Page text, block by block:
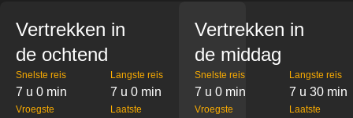
Vertrekken in
de ochtend
Snelste reis
7 u 0 min
Langste reis
7 u 0 min
Vroegste Laatste
Vertrekken in
de middag
Snelste reis
7 u 0 min
Langste reis
7 u 30 min
Vroegste Laatste